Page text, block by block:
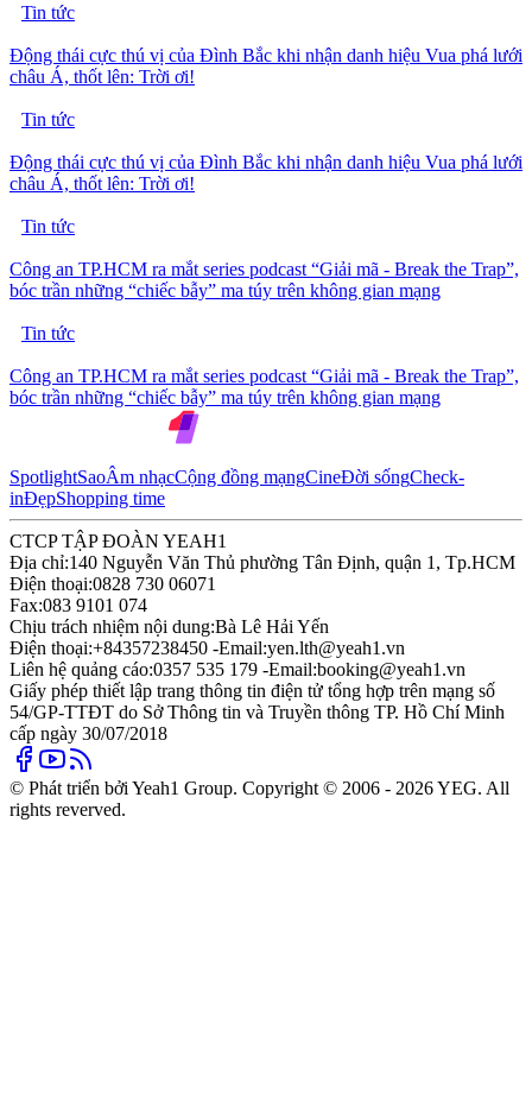
Tin tức
Động thái cực thú vị của Đình Bắc khi nhận danh hiệu Vua phá lưới
châu Á, thốt lên: Trời ơi!
Tin tức
Động thái cực thú vị của Đình Bắc khi nhận danh hiệu Vua phá lưới
châu Á, thốt lên: Trời ơi!
Tin tức
Công an TP.HCM ra mắt series podcast “Giải mã - Break the Trap”,
bóc trần những “chiếc bẫy” ma túy trên không gian mạng
Tin tức
Công an TP.HCM ra mắt series podcast “Giải mã - Break the Trap”,
bóc trần những “chiếc bẫy” ma túy trên không gian mạng
SpotlightSaoÂm nhạcCộng đồng mạngCineĐời sốngCheck-
inĐẹpShopping time
CTCP TẬP ĐOÀN YEAH1
Địa chỉ:140 Nguyễn Văn Thủ phường Tân Định, quận 1, Tp.HCM
Điện thoại:0828 730 06071
Fax:083 9101 074
Chịu trách nhiệm nội dung:Bà Lê Hải Yến
Điện thoại:+84357238450 -Email:yen.lth@yeah1.vn
Liên hệ quảng cáo:0357 535 179 -Email:booking@yeah1.vn
Giấy phép thiết lập trang thông tin điện tử tổng hợp trên mạng số
54/GP-TTĐT do Sở Thông tin và Truyền thông TP. Hồ Chí Minh
cấp ngày 30/07/2018
© Phát triển bởi Yeah1 Group. Copyright © 2006 - 2026 YEG. All
rights reverved.